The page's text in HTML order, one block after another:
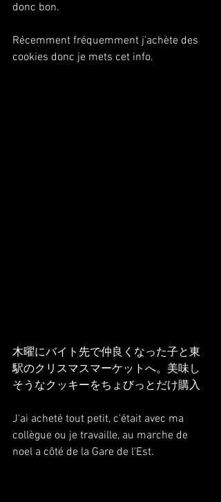
donc bon.
Récemment fréquemment j'achète des
cookies donc je mets cet info.
木曜にバイト先で仲良くなった子と東
駅のクリスマスマーケットへ。美味し
そうなクッキーをちょびっとだけ購入
J'ai acheté tout petit, c'était avec ma
collègue ou je travaille, au marche de
noel a côté de la Gare de l'Est.